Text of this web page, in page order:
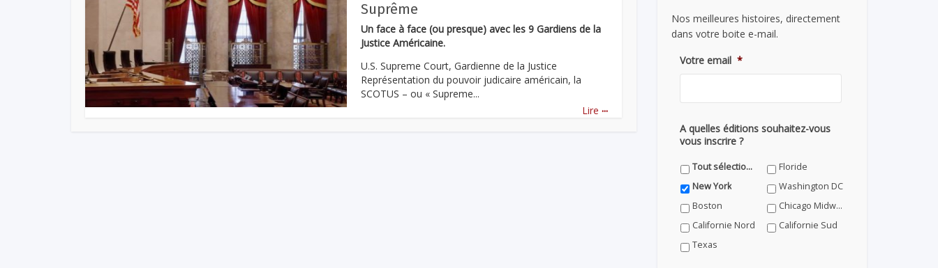
Suprême
Un face à face (ou presque) avec les 9 Gardiens de la
Justice Américaine.
U.S. Supreme Court, Gardienne de la Justice
Représentation du pouvoir judicaire américain, la
SCOTUS – ou « Supreme...
Lire ...
Nos meilleures histoires, directement
dans votre boite e-mail.
Votre email *
A quelles éditions souhaitez-vous
vous inscrire ?
Tout sélectionner
Floride
New York
Washington DC
Boston
Chicago Midwest
Californie Nord
Californie Sud
Texas